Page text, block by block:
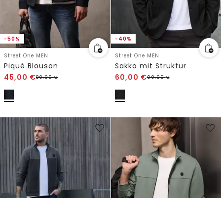
-50%
Street One MEN
Piqué Blouson
45,00 €89,99€
-40%
Street One MEN
Sakko mit Struktur
60,00 €99,99€